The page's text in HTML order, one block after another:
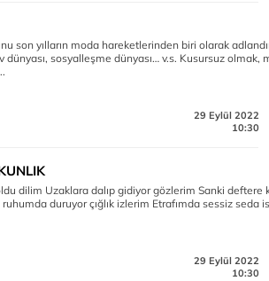
son yılların moda hareketlerinden biri olarak
dünyası, sosyalleşme dünyası… v.s. Kusursuz olmak,
29 Eylül 2022
10:30
dilim Uzaklara dalıp gidiyor gözlerim Sanki deftere
duruyor çığlık izlerim Etrafımda sessiz seda
29 Eylül 2022
10:30